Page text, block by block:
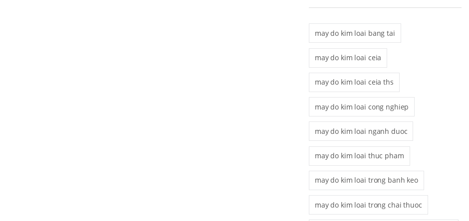
may do kim loai bang tai
may do kim loai ceia
may do kim loai ceia ths
may do kim loai cong nghiep
may do kim loai nganh duoc
may do kim loai thuc pham
may do kim loai trong banh keo
may do kim loai trong chai thuoc